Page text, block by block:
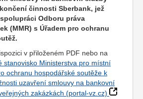
činnosti Sberbank, jež
Odboru práva
(MMR) s Úřadem pro ochranu
v přiloženém PDF nebo na
stanovisko Ministerstva pro místní
ochranu hospodářské soutěže k
uzavření smlouvy na bankovní
zakázkách (portal-vz.cz)